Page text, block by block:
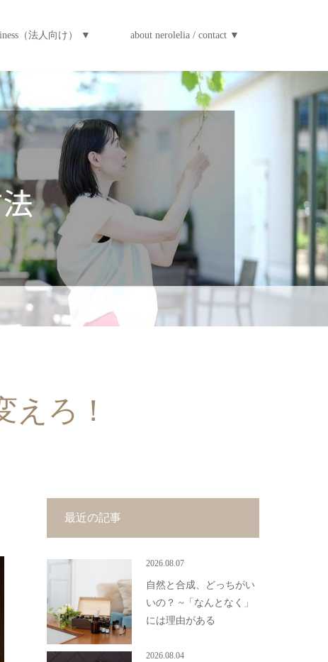
（法人向け） ▼ about nerolelia / contact ▼
ろ！
最近の記事
2026.08.07
自然と合成、どっちがい
いの？ ~「なんとなく」
には理由がある
2026.08.04